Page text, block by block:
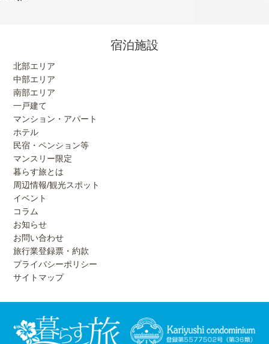
宿泊施設
北部エリア
中部エリア
南部エリア
一戸建て
マンション・アパート
ホテル
民宿・ペンション等
マンスリー限定
暮らす旅とは
周辺情報/観光スポット
イベント
コラム
お知らせ
お問い合わせ
旅行業登録票・約款
プライバシーポリシー
サイトマップ